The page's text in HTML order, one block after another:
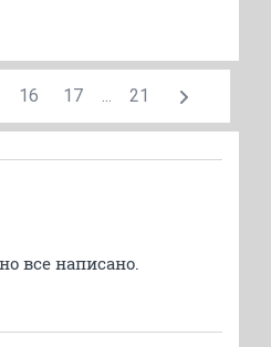
16 17 ... 21
все написано.